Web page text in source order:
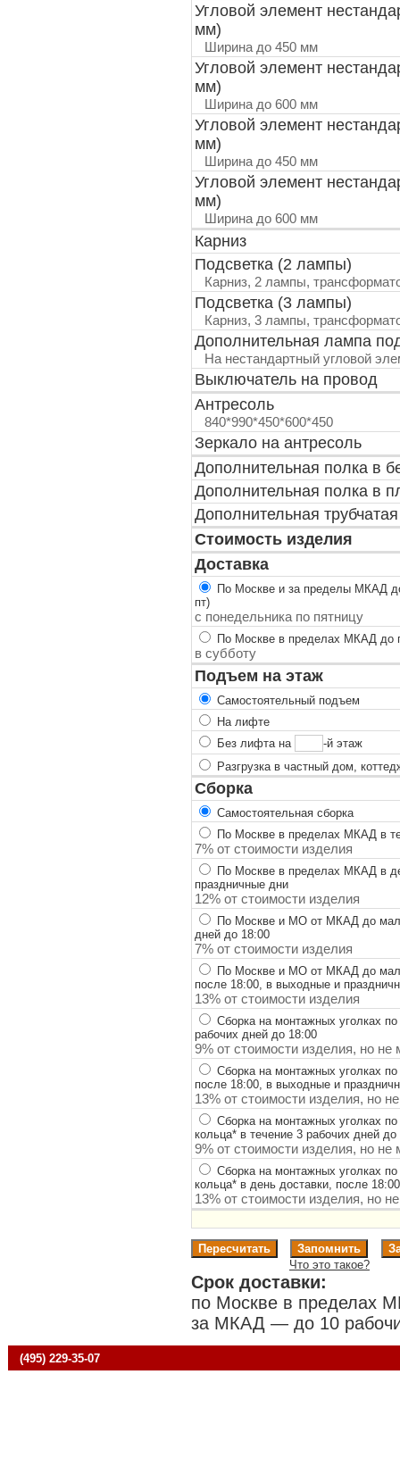
Угловой элемент
мм)
Ширина до 450 мм
Угловой элемент
мм)
Ширина до 600 мм
Угловой элемент
мм)
Ширина до 450 мм
Угловой элемент
мм)
Ширина до 600 мм
Карниз
Подсветка (2 лампы)
Карниз, 2 лампы,
Подсветка (3 лампы)
Карниз, 3 лампы,
Дополнительная лампа
На нестандартный угловой
Выключатель на провод
Антресоль
840*990*450*600*450
Зеркало на антресоль
Дополнительная полка в
Дополнительная полка в
Дополнительная
Стоимость изделия
Доставка
По Москве и за пределы МКАД
пт)
с понедельника по пятницу
По Москве в пределах МКАД до
в субботу
Подъем на этаж
Самостоятельный подъем
На лифте
Без лифта на
-й этаж
Разгрузка в частный дом,
Сборка
Самостоятельная сборка
По Москве в пределах МКАД в
7% от стоимости изделия
По Москве в пределах МКАД в
праздничные дни
12% от стоимости изделия
По Москве и МО от МКАД до
дней до 18:00
7% от стоимости изделия
По Москве и МО от МКАД до
после 18:00, в выходные и
13% от стоимости изделия
Сборка на монтажных уголках
рабочих дней до 18:00
9% от стоимости изделия, но не
Сборка на монтажных уголках
после 18:00, в выходные и
13% от стоимости изделия, но
Сборка на монтажных уголках
кольца*в течение 3 рабочих дней до
9% от стоимости изделия, но не
Сборка на монтажных уголках
кольца*в день доставки, после
13% от стоимости изделия, но
Что это такое?
Срок доставки:
по Москве в пределах
за МКАД — до 10
(495) 229-35-07